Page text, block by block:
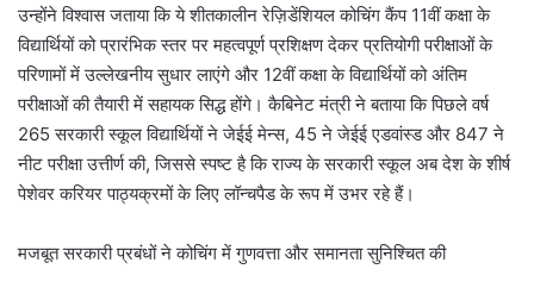
उन्होंने विश्वास जताया कि ये शीतकालीन रेज़िडेंशियल कोचिंग कैंप 11वीं कक्षा के
विद्यार्थियों को प्रारंभिक स्तर पर महत्वपूर्ण प्रशिक्षण देकर प्रतियोगी परीक्षाओं के
परिणामों में उल्लेखनीय सुधार लाएंगे और 12वीं कक्षा के विद्यार्थियों को अंतिम
परीक्षाओं की तैयारी में सहायक सिद्ध होंगे। कैबिनेट मंत्री ने बताया कि पिछले वर्ष
265 सरकारी स्कूल विद्यार्थियों ने जेईई मेन्स, 45 ने जेईई एडवांस्ड और 847 ने
नीट परीक्षा उत्तीर्ण की, जिससे स्पष्ट है कि राज्य के सरकारी स्कूल अब देश के शीर्ष
पेशेवर करियर पाठ्यक्रमों के लिए लॉन्चपैड के रूप में उभर रहे हैं।
मजबूत सरकारी प्रबंधों ने कोचिंग में गुणवत्ता और समानता सुनिश्चित की